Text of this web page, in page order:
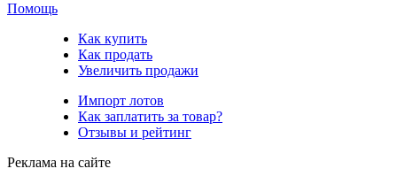
Помощь
Как купить
Как продать
Увеличить продажи
Импорт лотов
Как заплатить за товар?
Отзывы и рейтинг
Реклама на сайте